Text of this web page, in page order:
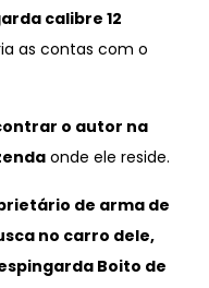
calibre 12
as contas com o
o autor na
onde ele reside.
de arma de
no carro dele,
Boito de